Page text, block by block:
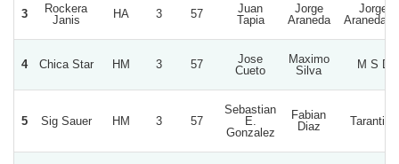
3
Rockera
Janis
HA 3 57
Juan
Tapia
Jorge
Araneda
Jorge
Araneda
4 Chica Star HM 3 57
Jose
Cueto
Maximo
Silva
M S D
5 Sig Sauer HM 3 57
Sebastian
E.
Gonzalez
Fabian
Diaz
Tarantino